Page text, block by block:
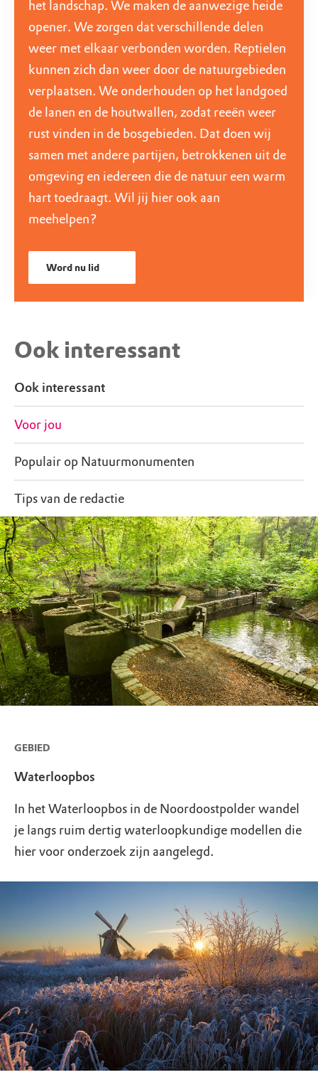
het landschap. We maken de aanwezige heide
opener. We zorgen dat verschillende delen
weer met elkaar verbonden worden. Reptielen
kunnen zich dan weer door de natuurgebieden
verplaatsen. We onderhouden op het landgoed
de lanen en de houtwallen, zodat reeën weer
rust vinden in de bosgebieden. Dat doen wij
samen met andere partijen, betrokkenen uit de
omgeving en iedereen die de natuur een warm
hart toedraagt. Wil jij hier ook aan
meehelpen?
Word nu lid
Ook interessant
Ook interessant
Voor jou
Populair op Natuurmonumenten
Tips van de redactie
GEBIED
Waterloopbos
In het Waterloopbos in de Noordoostpolder wandel
je langs ruim dertig waterloopkundige modellen die
hier voor onderzoek zijn aangelegd.